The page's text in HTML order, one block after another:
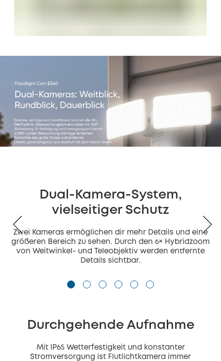
Dual-Kamera-System,
vielseitiger Schutz
Zwei Kameras ermöglichen dir mehr Details und eine
größeren Bereich zu sehen. Durch den 6× Hybridzoom
von Weitwinkel- und Teleobjektiv werden entfernte
Details sichtbar.
Durchgehende Aufnahme
Mit IP65 Wetterfestigkeit und konstanter
Stromversorgung ist Flutlichtkamera immer